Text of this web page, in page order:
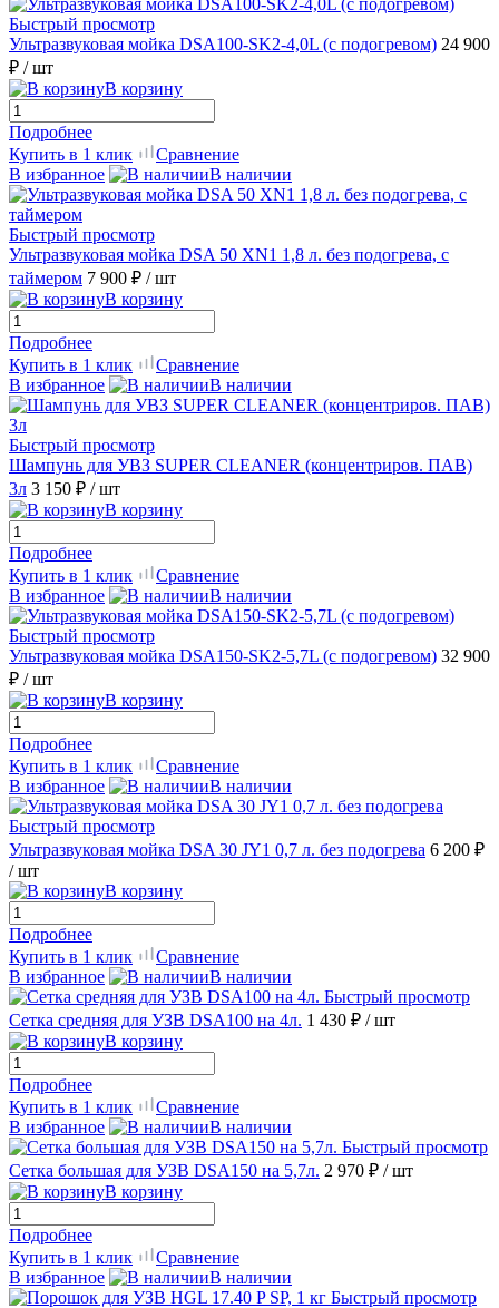
Быстрый просмотр
Ультразвуковая мойка DSA100-SK2-4,0L (с подогревом) 24 900
₽ / шт
В корзину
Подробнее
Купить в 1 клик
Сравнение
В избранное
В наличии
Быстрый просмотр
Ультразвуковая мойка DSA 50 XN1 1,8 л. без подогрева, с
таймером 7 900 ₽ / шт
В корзину
Подробнее
Купить в 1 клик
Сравнение
В избранное
В наличии
Быстрый просмотр
Шампунь для УВЗ SUPER CLEANER (концентриров. ПАВ)
3л 3 150 ₽ / шт
В корзину
Подробнее
Купить в 1 клик
Сравнение
В избранное
В наличии
Быстрый просмотр
Ультразвуковая мойка DSA150-SK2-5,7L (с подогревом) 32 900
₽ / шт
В корзину
Подробнее
Купить в 1 клик
Сравнение
В избранное
В наличии
Быстрый просмотр
Ультразвуковая мойка DSA 30 JY1 0,7 л. без подогрева 6 200 ₽
/ шт
В корзину
Подробнее
Купить в 1 клик
Сравнение
В избранное
В наличии
Быстрый просмотр
Сетка средняя для УЗВ DSA100 на 4л. 1 430 ₽ / шт
В корзину
Подробнее
Купить в 1 клик
Сравнение
В избранное
В наличии
Быстрый просмотр
Сетка большая для УЗВ DSA150 на 5,7л. 2 970 ₽ / шт
В корзину
Подробнее
Купить в 1 клик
Сравнение
В избранное
В наличии
Быстрый просмотр